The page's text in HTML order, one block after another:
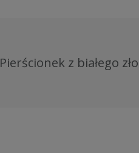
Pierścionek z białego